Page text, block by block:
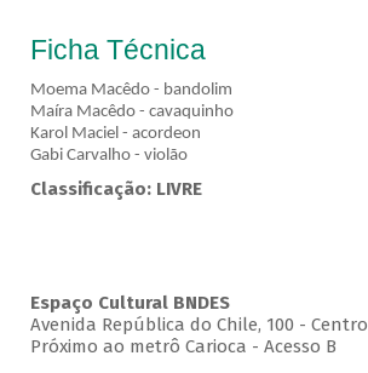
Ficha Técnica
Moema Macêdo - bandolim
Maíra Macêdo - cavaquinho
Karol Maciel - acordeon
Gabi Carvalho - violão
Classificação: LIVRE
Espaço Cultural BNDES
Avenida República do Chile, 100 - Centro
Próximo ao metrô Carioca - Acesso B